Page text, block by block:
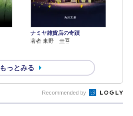
ナミヤ雑貨店の奇蹟
著者 東野 圭吾
もっとみる
Recommended by